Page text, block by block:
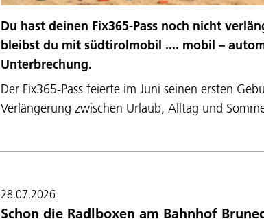
Du hast deinen Fix365-Pass noch nicht
bleibst du mit südtirolmobil .... mobil –
Unterbrechung.
Der Fix365-Pass feierte im Juni seinen ersten
Verlängerung zwischen Urlaub, Alltag und
28.07.2026
Schon die Radlboxen am Bahnhof